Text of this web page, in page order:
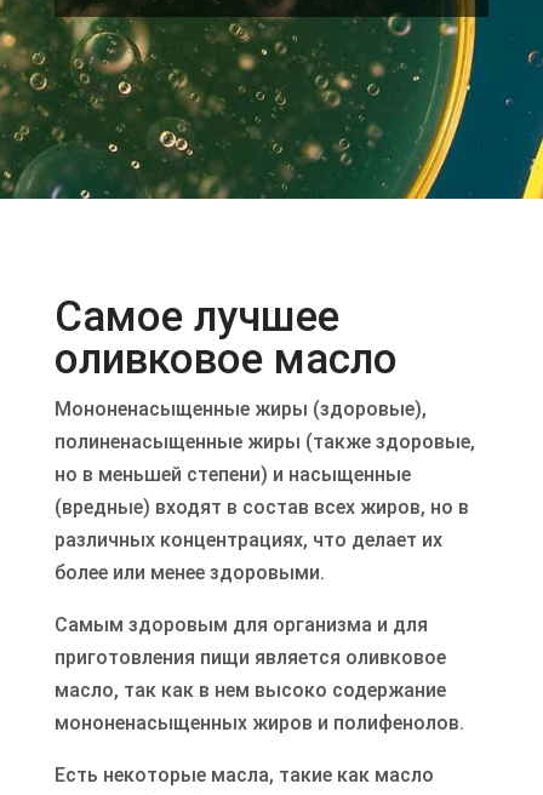
Самое лучшее
оливковое масло
Мононенасыщенные жиры (здоровые),
полиненасыщенные жиры (также здоровые,
но в меньшей степени) и насыщенные
(вредные) входят в состав всех жиров, но в
различных концентрациях, что делает их
более или менее здоровыми.
Самым здоровым для организма и для
приготовления пищи является оливковое
масло, так как в нем высоко содержание
мононенасыщенных жиров и полифенолов.
Есть некоторые масла, такие как масло